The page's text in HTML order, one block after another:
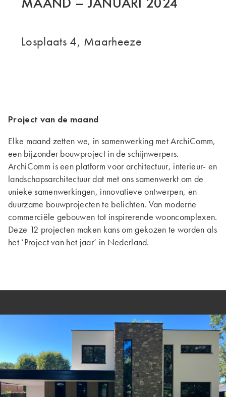
DE GROEP | TRESPA INTERNATIONAL
Losplaats 4, Maarheeze
Project van de maand
Elke maand zetten we, in samenwerking met ArchiComm,
een bijzonder bouwproject in de schijnwerpers.
ArchiComm is een platform voor architectuur, interieur- en
landschapsarchitectuur dat met ons samenwerkt om de
unieke samenwerkingen, innovatieve ontwerpen, en
duurzame bouwprojecten te belichten. Van moderne
commerciële gebouwen tot inspirerende wooncomplexen.
Deze 12 projecten maken kans om gekozen te worden als
het ‘Project van het jaar’ in Nederland.